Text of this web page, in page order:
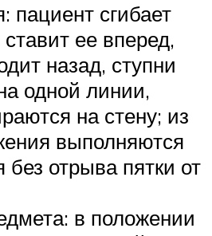
пациент сгибает
ее вперед,
назад, ступни
одной линии,
на стену; из
выполняются
без отрыва пятки от
в положении